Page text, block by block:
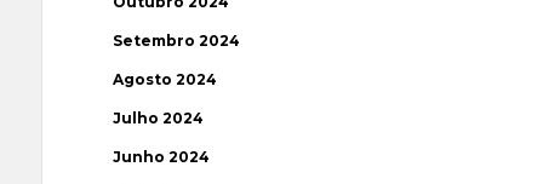
Setembro 2024
Agosto 2024
Julho 2024
Junho 2024